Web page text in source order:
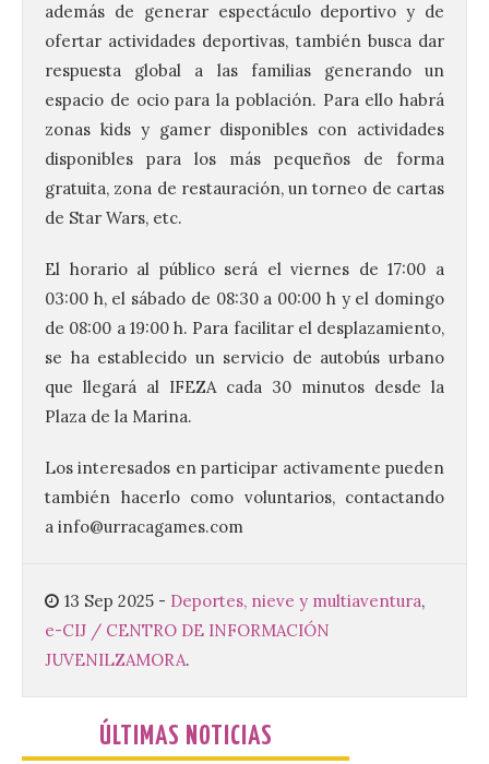
además de generar espectáculo deportivo y de
ofertar actividades deportivas, también busca dar
respuesta global a las familias generando un
espacio de ocio para la población. Para ello habrá
zonas kids y gamer disponibles con actividades
disponibles para los más pequeños de forma
gratuita, zona de restauración, un torneo de cartas
de Star Wars, etc.
El horario al público será el viernes de 17:00 a
03:00 h, el sábado de 08:30 a 00:00 h y el domingo
de 08:00 a 19:00 h. Para facilitar el desplazamiento,
se ha establecido un servicio de autobús urbano
que llegará al IFEZA cada 30 minutos desde la
Plaza de la Marina.
Los interesados en participar activamente pueden
también hacerlo como voluntarios, contactando
a info@urracagames.com
13 Sep 2025 - Deportes, nieve y multiaventura,
e-CIJ / CENTRO DE INFORMACIÓN
JUVENILZAMORA.
ÚLTIMAS NOTICIAS
a pie o en transporte
público y evitar el
vehículo privado para el
eclipse
8 Ago 2026
que llegan a la zona en
puntos como el faro de
Cabo Mayor, Cueto,
Corbanera o Ciriego y
reforzará la movilidad con un servicio
Cabárceno prepara tres
desde los que divisar el
eclipse solar del 12 de
agosto